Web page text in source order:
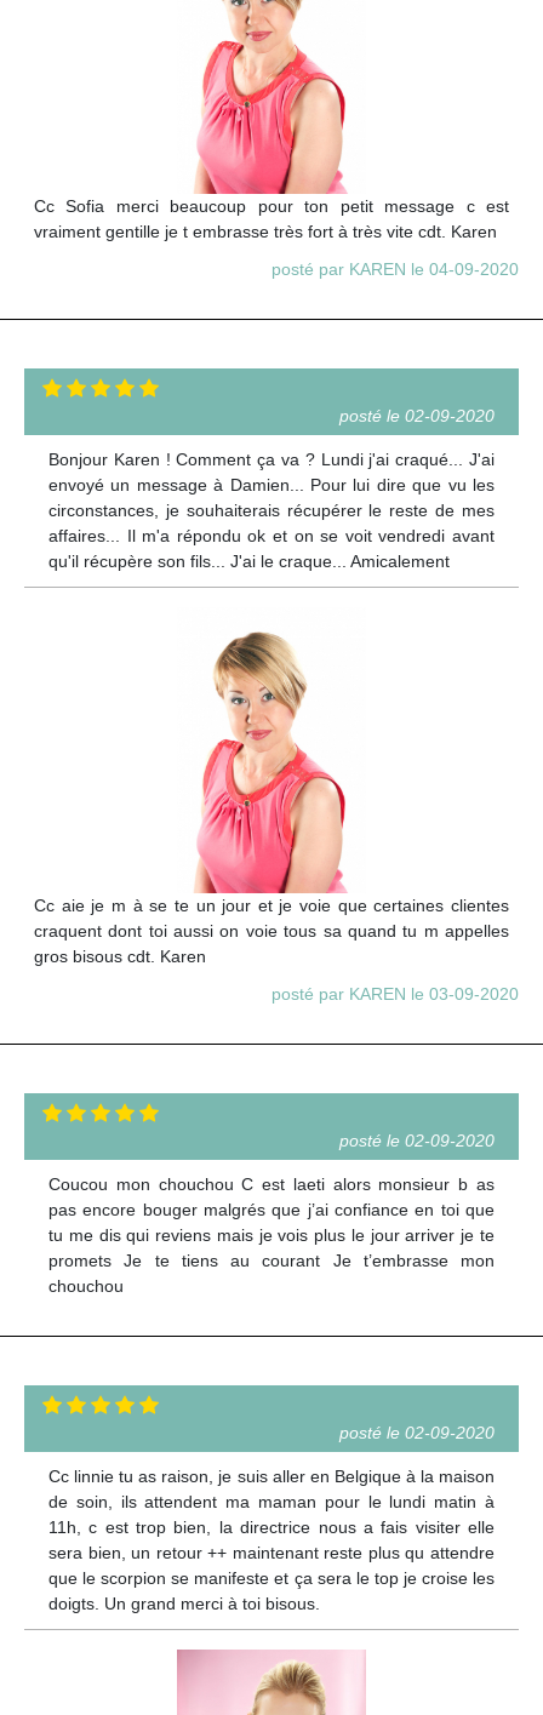
Cc Sofia merci beaucoup pour ton petit message c est
vraiment gentille je t embrasse très fort à très vite cdt. Karen
posté par KAREN le 04-09-2020
posté le 02-09-2020
Bonjour Karen ! Comment ça va ? Lundi j'ai craqué... J'ai
envoyé un message à Damien... Pour lui dire que vu les
circonstances, je souhaiterais récupérer le reste de mes
affaires... Il m'a répondu ok et on se voit vendredi avant
qu'il récupère son fils... J'ai le craque... Amicalement
Cc aie je m à se te un jour et je voie que certaines clientes
craquent dont toi aussi on voie tous sa quand tu m appelles
gros bisous cdt. Karen
posté par KAREN le 03-09-2020
posté le 02-09-2020
Coucou mon chouchou C est laeti alors monsieur b as
pas encore bouger malgrés que j’ai confiance en toi que
tu me dis qui reviens mais je vois plus le jour arriver je te
promets Je te tiens au courant Je t’embrasse mon
chouchou
posté le 02-09-2020
Cc linnie tu as raison, je suis aller en Belgique à la maison
de soin, ils attendent ma maman pour le lundi matin à
11h, c est trop bien, la directrice nous a fais visiter elle
sera bien, un retour ++ maintenant reste plus qu attendre
que le scorpion se manifeste et ça sera le top je croise les
doigts. Un grand merci à toi bisous.